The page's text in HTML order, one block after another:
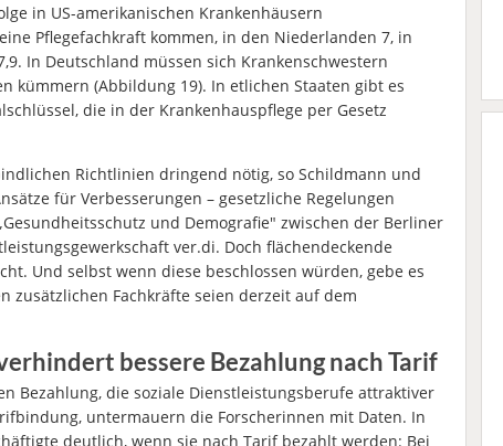
in US-amerikanischen Krankenhäusern
Pflegefachkraft kommen, in den Niederlanden 7, in
In Deutschland müssen sich Krankenschwestern
kümmern (Abbildung 19). In etlichen Staaten gibt es
die in der Krankenhauspflege per Gesetz
Richtlinien dringend nötig, so Schildmann und
für Verbesserungen – gesetzliche Regelungen
und Demografie" zwischen der Berliner
ver.di. Doch flächendeckende
Und selbst wenn diese beschlossen würden, gebe es
zusätzlichen Fachkräfte seien derzeit auf dem
bessere Bezahlung nach Tarif
Bezahlung, die soziale Dienstleistungsberufe attraktiver
untermauern die Forscherinnen mit Daten. In
deutlich, wenn sie nach Tarif bezahlt werden: Bei